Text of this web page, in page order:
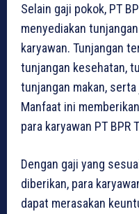
Selain gaji pokok, PT
menyediakan
karyawan. Tunjangan
tunjangan kesehatan,
tunjangan makan,
Manfaat ini
para karyawan PT BPR
Dengan gaji yang
diberikan, para
dapat merasakan